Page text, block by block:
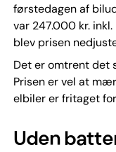
førstedagen af
var 247.000 kr.
blev prisen
Det er omtrent det
Prisen er vel at
elbiler er fritaget
Uden